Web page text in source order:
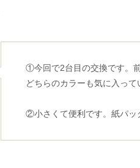
①今回で2台目の交換です。
どちらのカラーも気に入っ
②小さくて便利です。紙パッ